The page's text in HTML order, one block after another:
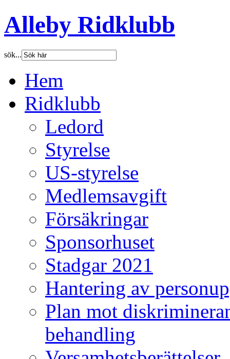
Alleby Ridklubb
sök...
Hem
Ridklubb
Ledord
Styrelse
US-styrelse
Medlemsavgift
Försäkringar
Sponsorhuset
Stadgar 2021
Hantering av
Plan mot
behandling